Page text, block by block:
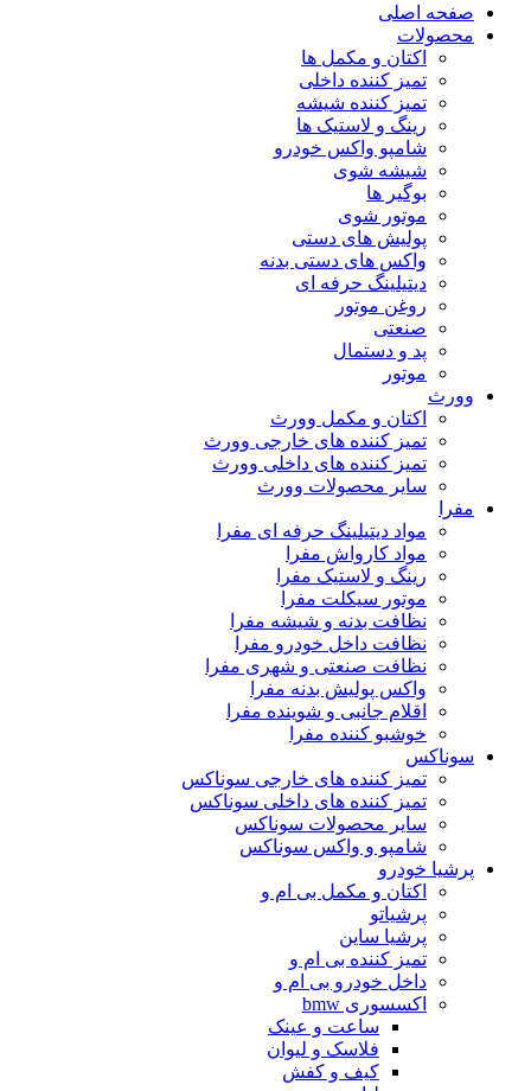
صفحه اصلی
محصولات
اکتان و مکمل ها
تمیز کننده داخلی
تمیز کننده شیشه
رینگ و لاستیک ها
شامپو واکس خودرو
شیشه شوی
بوگیر ها
موتور شوی
پولیش های دستی
واکس های دستی بدنه
دیتیلینگ حرفه ای
روغن موتور
صنعتی
پد و دستمال
موتور
وورث
اکتان و مکمل وورث
تمیز کننده های خارجی وورث
تمیز کننده های داخلی وورث
سایر محصولات وورث
مفرا
مواد دیتیلینگ حرفه ای مفرا
مواد کارواش مفرا
رینگ و لاستیک مفرا
موتور سیکلت مفرا
نظافت بدنه و شیشه مفرا
نظافت داخل خودرو مفرا
نظافت صنعتی و شهری مفرا
واکس پولیش بدنه مفرا
اقلام جانبی و شوینده مفرا
خوشبو کننده مفرا
سوناکس
تمیز کننده های خارجی سوناکس
تمیز کننده های داخلی سوناکس
سایر محصولات سوناکس
شامپو و واکس سوناکس
پرشیا خودرو
اکتان و مکمل بی ام و
پرشیاتو
پرشیا ساین
تمیز کننده بی ام و
داخل خودرو بی ام و
اکسسوری bmw
ساعت و عینک
فلاسک و لیوان
کیف و کفش